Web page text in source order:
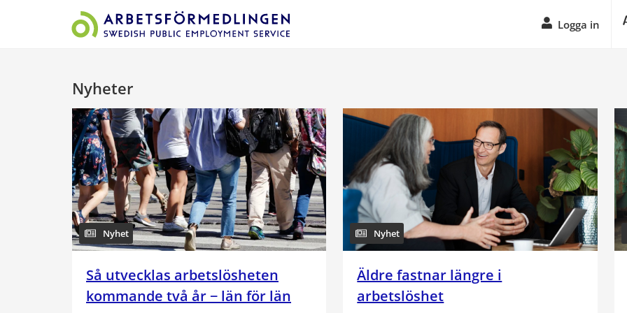
Logga in
Nyheter
Nyhet
Så utvecklas arbetslösheten
kommande två år − län för län
Nyhet
Äldre fastnar längre i
arbetslöshet